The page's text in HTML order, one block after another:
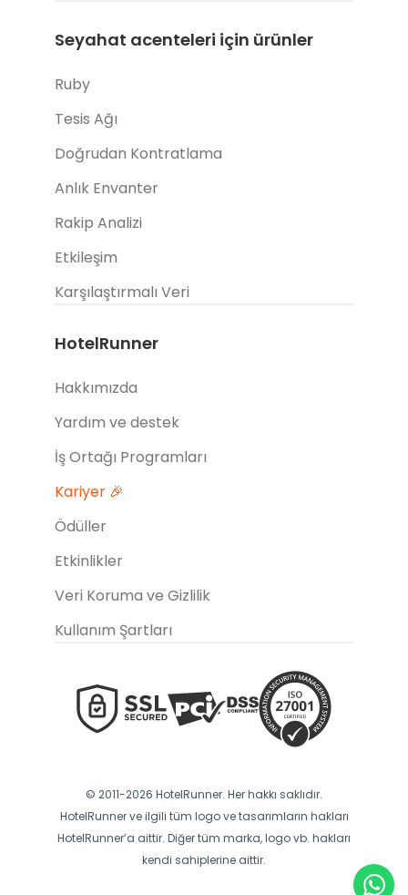
Seyahat acenteleri için ürünler
Ruby
Tesis Ağı
Doğrudan Kontratlama
Anlık Envanter
Rakip Analizi
Etkileşim
Karşılaştırmalı Veri
HotelRunner
Hakkımızda
Yardım ve destek
İş Ortağı Programları
Kariyer 🎉
Ödüller
Etkinlikler
Veri Koruma ve Gizlilik
Kullanım Şartları
© 2011-2026 HotelRunner. Her hakkı saklıdır.
HotelRunner ve ilgili tüm logo ve tasarımların hakları
HotelRunner’a aittir. Diğer tüm marka, logo vb. hakları
kendi sahiplerine aittir.